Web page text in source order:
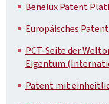
Benelux Patent
Europäisches
PCT-Seite der
Eigentum
Patent mit